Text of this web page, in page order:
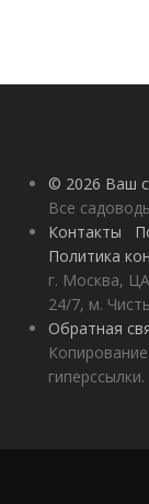
© 2026 Ваш
Все
Контакты
Политика
г. Москва,
24/7, м.
Обратная
гиперссылки.